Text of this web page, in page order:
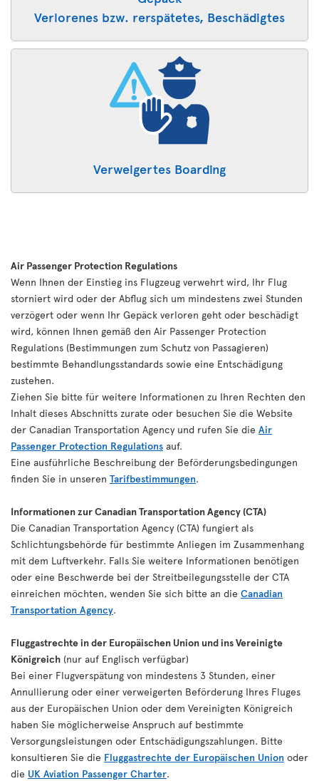
Verlorenes bzw. rerspätetes, ​Beschädigtes
Verweigertes Boarding
Air Passenger Protection Regulations
Wenn Ihnen der Einstieg ins Flugzeug verwehrt wird, Ihr Flug
storniert wird oder der Abflug sich um mindestens zwei Stunden
verzögert oder wenn Ihr Gepäck verloren geht oder beschädigt
wird, können Ihnen gemäß den Air Passenger Protection
Regulations (Bestimmungen zum Schutz von Passagieren)
bestimmte Behandlungsstandards sowie eine Entschädigung
zustehen.
Ziehen Sie bitte für weitere Informationen zu Ihren Rechten den
Inhalt dieses Abschnitts zurate oder besuchen Sie die Website
der Canadian Transportation Agency und rufen Sie die Air
Passenger Protection Regulations auf.
Eine ausführliche Beschreibung der Beförderungsbedingungen
finden Sie in unseren Tarifbestimmungen.
Informationen zur Canadian Transportation Agency (CTA)
Die Canadian Transportation Agency (CTA) fungiert als
Schlichtungsbehörde für bestimmte Anliegen im Zusammenhang
mit dem Luftverkehr. Falls Sie weitere Informationen benötigen
oder eine Beschwerde bei der Streitbeilegungsstelle der CTA
einreichen möchten, wenden Sie sich bitte an die Canadian
Transportation Agency.
Fluggastrechte in der Europäischen Union und ins Vereinigte
Königreich (nur auf Englisch verfügbar)
Bei einer Flugverspätung von mindestens 3 Stunden, einer
Annullierung oder einer verweigerten Beförderung Ihres Fluges
aus der Europäischen Union oder dem Vereinigten Königreich
haben Sie möglicherweise Anspruch auf bestimmte
Versorgungsleistungen oder Entschädigungszahlungen. Bitte
konsultieren Sie die Fluggastrechte der Europäischen Union oder
die UK Aviation Passenger Charter.